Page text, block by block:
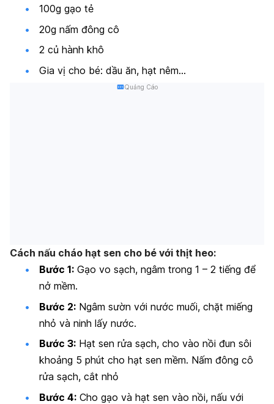
100g gạo tẻ
20g nấm đông cô
2 củ hành khô
Gia vị cho bé: dầu ăn, hạt nêm…
Quảng Cáo
Cách nấu cháo hạt sen cho bé với thịt heo:
Bước 1: Gạo vo sạch, ngâm trong 1 – 2 tiếng để
nở mềm.
Bước 2: Ngâm sườn với nước muối, chặt miếng
nhỏ và ninh lấy nước.
Bước 3: Hạt sen rửa sạch, cho vào nồi đun sôi
khoảng 5 phút cho hạt sen mềm. Nấm đông cô
rửa sạch, cắt nhỏ
Bước 4: Cho gạo và hạt sen vào nồi, nấu với